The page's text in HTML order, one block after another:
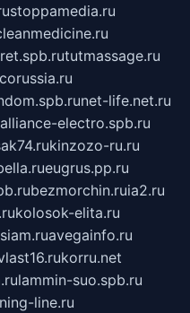
stoppamedia.ru
tutmassage.ru
net-life.net.ru
alliance-electro.spb.ru
kinzozo-ru.ru
eugrus.pp.ru
bezmorchin.ruia2.ru
kolosok-elita.ru
avegainfo.ru
korru.net
lammin-suo.spb.ru
line.ru